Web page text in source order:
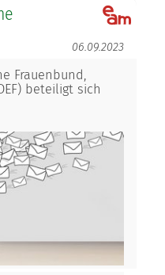
06.09.2023
Frauenbund,
beteiligt sich